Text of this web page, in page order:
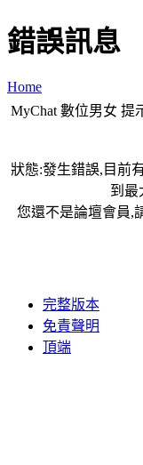
錯誤訊息
Home
MyChat 數位男女 提
狀態:發生錯誤,目前
到最
您還不是論壇會員,
完整版本
免責聲明
頂端